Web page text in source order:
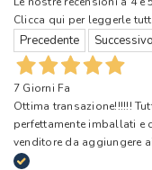
Clicca qui per leggerle
Precedente Successivo
7 Giorni Fa
Ottima transazione!!!!!!
perfettamente imballati e
venditore da aggiungere